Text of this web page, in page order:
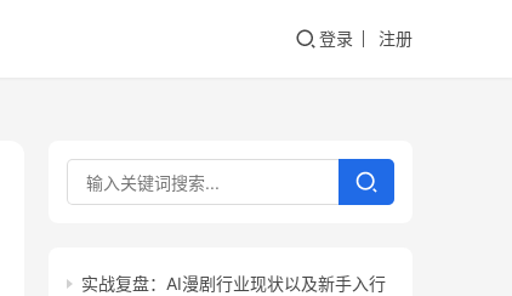
登录 注册
实战复盘：AI漫剧行业现状以及新手入行